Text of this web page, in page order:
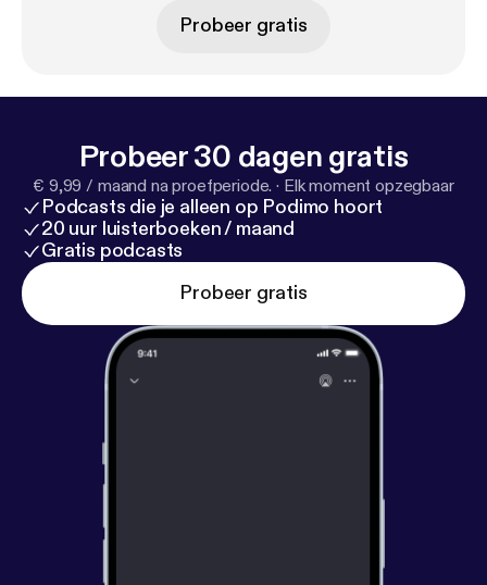
Probeer gratis
Probeer 30 dagen gratis
€ 9,99 / maand na proefperiode. · Elk moment opzegbaar
Podcasts die je alleen op Podimo hoort
20 uur luisterboeken / maand
Gratis podcasts
Probeer gratis